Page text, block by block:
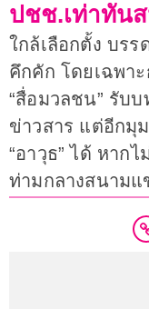
ปชช.เท่าทัน
ใกล้เลือกตั้ง บรร
คึกคัก โดยเฉพา
“สื่อมวลชน” รับ
ข่าวสาร แต่อีกมุ
“อาวุธ” ได้ หาก
ท่ามกลางสนาม